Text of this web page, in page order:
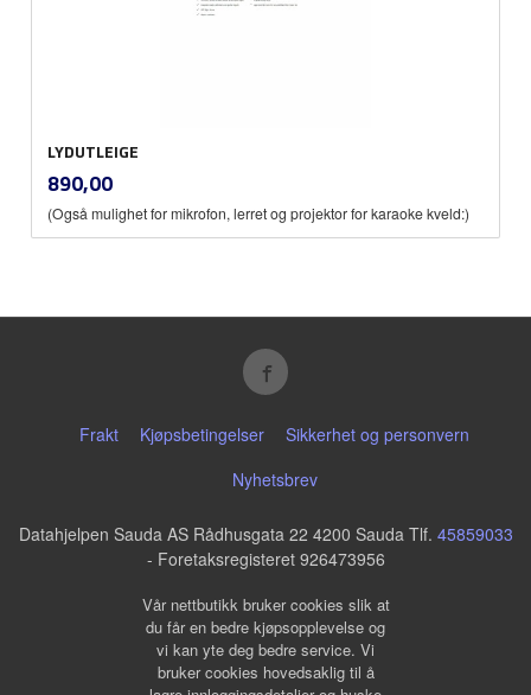
LYDUTLEIGE
Pris
890,00mva.
(Også mulighet for mikrofon, lerret og projektor for karaoke kveld:)
Frakt Kjøpsbetingelser
Sikkerhet og personvern
Nyhetsbrev
Datahjelpen Sauda AS Rådhusgata 22 4200 Sauda Tlf. 45859033
- Foretaksregisteret 926473956
Vår nettbutikk bruker cookies slik at
du får en bedre kjøpsopplevelse og
vi kan yte deg bedre service. Vi
bruker cookies hovedsaklig til å